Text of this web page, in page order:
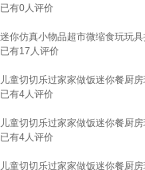
已有0人评价
迷你仿真小物品超市微缩食玩玩
已有17 人评价
儿童切切乐过家家做饭迷你餐厨
已有4人评价
儿童切切乐过家家做饭迷你餐厨
已有4人评价
儿童切切乐过家家做饭迷你餐厨